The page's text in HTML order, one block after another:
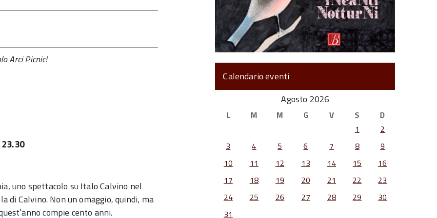
Arci Picnic!
uno spettacolo su Italo Calvino nel
di Calvino. Non un omaggio, quindi, ma
compie cento anni.
Calendario eventi
Agosto 2026
L M M G V S
D
1
2
3
4 5 6 7 8
9
10
11 12 13 14 15
16
17
18 19 20 21 22
23
24
25 26 27 28 29
30
31